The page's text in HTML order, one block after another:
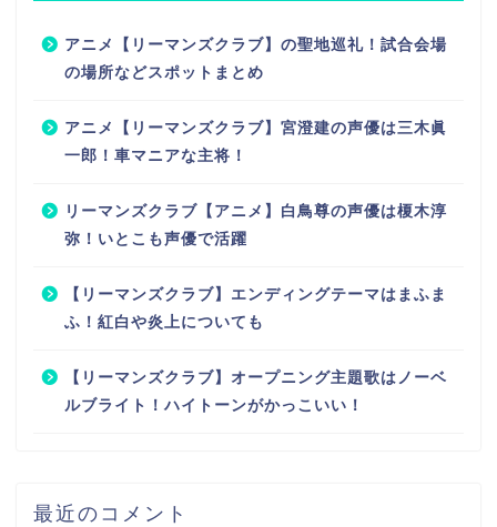
アニメ【リーマンズクラブ】の聖地巡礼！試合会場
の場所などスポットまとめ
アニメ【リーマンズクラブ】宮澄建の声優は三木眞
一郎！車マニアな主将！
リーマンズクラブ【アニメ】白鳥尊の声優は榎木淳
弥！いとこも声優で活躍
【リーマンズクラブ】エンディングテーマはまふま
ふ！紅白や炎上についても
【リーマンズクラブ】オープニング主題歌はノーベ
ルブライト！ハイトーンがかっこいい！
最近のコメント